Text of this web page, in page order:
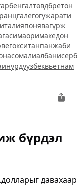
бенгалтөвдбретон
галегогужарати
италияпонявагүрж
маоримакедон
окситанпанжаби
сомалиалбанисерб
урдуузбеквьетнам
бүрдэл
давахаар